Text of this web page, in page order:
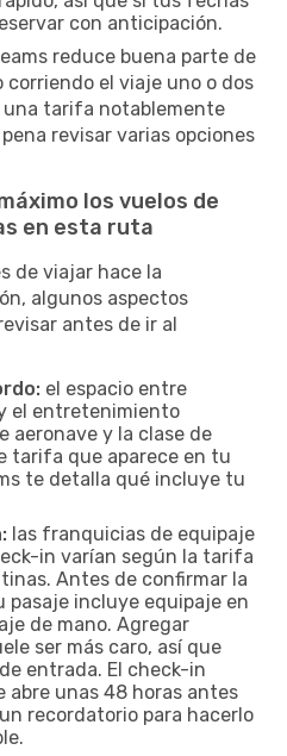
con anticipación.
reduce buena parte de
el viaje uno o dos
una tarifa notablemente
revisar varias opciones
los vuelos de
en esta ruta
de viajar hace la
algunos aspectos
antes de ir al
el espacio entre
el entretenimiento
aeronave y la clase de
tarifa que aparece en tu
te detalla qué incluye tu
las franquicias de equipaje
in varían según la tarifa
Antes de confirmar la
pasaje incluye equipaje en
de mano. Agregar
ser más caro, así que
entrada. El check-in
abre unas 48 horas antes
recordatorio para hacerlo